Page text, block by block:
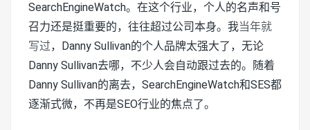
SearchEngineWatch。在这个行业，个人的名声和号
召力还是挺重要的，往往超过公司本身。我当年就
写过，Danny Sullivan的个人品牌太强大了，无论
Danny Sullivan去哪，不少人会自动跟过去的。随着
Danny Sullivan的离去，SearchEngineWatch和SES都
逐渐式微，不再是SEO行业的焦点了。